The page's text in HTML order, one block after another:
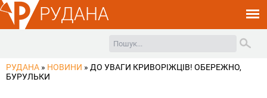
РУДАНА
РУДАНА » НОВИНИ » ДО УВАГИ КРИВОРІЖЦІВ! ОБЕРЕЖНО,
БУРУЛЬКИ